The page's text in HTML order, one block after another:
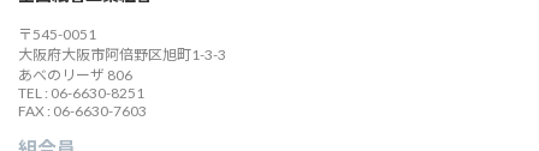
〒545-0051
大阪府大阪市阿倍野区旭町1-3-3
あべのリーザ 806
TEL : 06-6630-8251
FAX : 06-6630-7603